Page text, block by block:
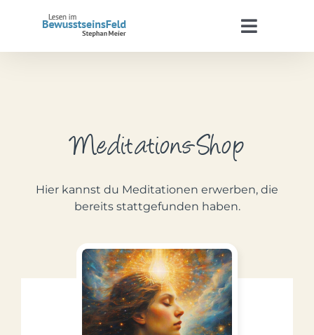
Toggle
BewusstseinsFeld
WooCommerce Warenkorb
Meditations-Shop
Hier kannst du Meditationen erwerben, die
bereits stattgefunden haben.